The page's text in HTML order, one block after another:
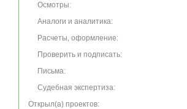
Осмотры:
Аналоги и аналитика:
Расчеты, оформление:
Проверить и подписать:
Письма:
Судебная экспертиза:
Открыл(а) проектов: